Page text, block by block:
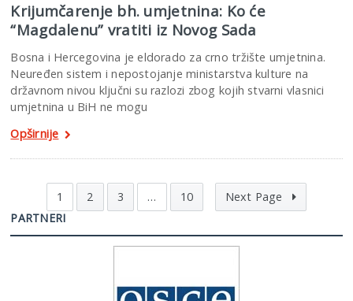
Krijumčarenje bh. umjetnina: Ko će
“Magdalenu” vratiti iz Novog Sada
Bosna i Hercegovina je eldorado za crno tržište umjetnina.
Neuređen sistem i nepostojanje ministarstva kulture na
državnom nivou ključni su razlozi zbog kojih stvarni vlasnici
umjetnina u BiH ne mogu
Opširnije
1 2 3 … 10
Next Page
PARTNERI